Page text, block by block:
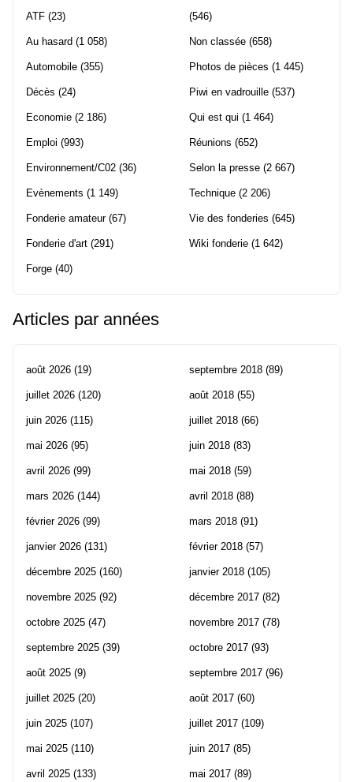
ATF (23)
Au hasard (1 058)
Automobile (355)
Décès (24)
Economie (2 186)
Emploi (993)
Environnement/C02 (36)
Evènements (1 149)
Fonderie amateur(67)
Fonderie d'art (291)
Forge (40)
(546)
Non classée (658)
Photos de pièces (1 445)
Piwi en vadrouille (537)
Qui est qui (1 464)
Réunions (652)
Selon la presse (2 667)
Technique (2 206)
Vie des fonderies (645)
Wiki fonderie (1 642)
Articles par années
août 2026 (19)
juillet 2026 (120)
juin 2026 (115)
mai 2026 (95)
avril 2026 (99)
mars 2026 (144)
février 2026 (99)
janvier 2026 (131)
décembre 2025 (160)
novembre 2025 (92)
octobre 2025 (47)
septembre 2025 (39)
août 2025 (9)
juillet 2025 (20)
juin 2025 (107)
mai 2025 (110)
avril 2025 (133)
septembre 2018 (89)
août 2018 (55)
juillet 2018 (66)
juin 2018 (83)
mai 2018 (59)
avril 2018 (88)
mars 2018 (91)
février 2018 (57)
janvier 2018 (105)
décembre 2017 (82)
novembre 2017 (78)
octobre 2017 (93)
septembre 2017 (96)
août 2017 (60)
juillet 2017 (109)
juin 2017 (85)
mai 2017 (89)